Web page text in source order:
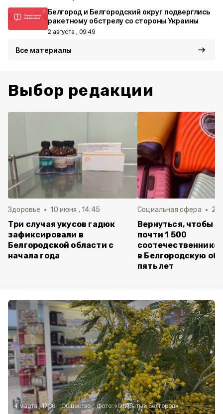
Белгород и Белгородский округ подверглись
ракетному обстрелу со стороны Украины
2 августа , 09:49
Все материалы
Выбор редакции
Здоровье 10 июня , 14:45
Три случая укусов гадюк
зафиксировали в
Белгородской области с
начала года
Социальная сфера 20
Вернуться, чтобы
почти 1 500
в Белгородскую
пять лет
4 марта , 17:38 Общество Фото:«Открытый Белгород»